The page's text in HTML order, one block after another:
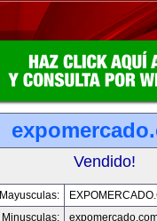
Vendido!
Mayusculas:
Minusculas: